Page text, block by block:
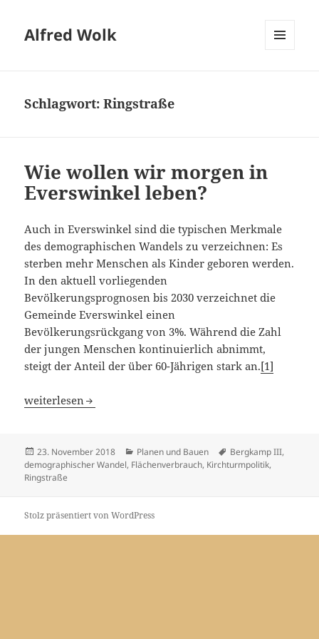
Alfred Wolk
Schlagwort:Ringstraße
Wie wollen wir morgen in
Everswinkel leben?
Auch in Everswinkel sind die typischen Merkmale
des demographischen Wandels zu verzeichnen: Es
sterben mehr Menschen als Kinder geboren werden.
In den aktuell vorliegenden
Bevölkerungsprognosen bis 2030 verzeichnet die
Gemeinde Everswinkel einen
Bevölkerungsrückgang von 3%. Während die Zahl
der jungen Menschen kontinuierlich abnimmt,
steigt der Anteil der über 60-Jährigen stark an.[1]
Wie wollen wir morgen in Everswinkel leben?
weiterlesen
Veröffentlicht
am
23. November 2018 Kategorien
Planen und Bauen Schlagwörter
Bergkamp III,
demographischer Wandel, Flächenverbrauch, Kirchturmpolitik,
Ringstraße
Stolz präsentiert von WordPress